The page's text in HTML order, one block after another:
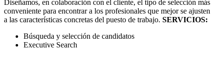
Diseñamos, en colaboración con el cliente, el tipo de selección más
conveniente para encontrar a los profesionales que mejor se ajusten
a las características concretas del puesto de trabajo. SERVICIOS:
Búsqueda y selección de candidatos
Executive Search